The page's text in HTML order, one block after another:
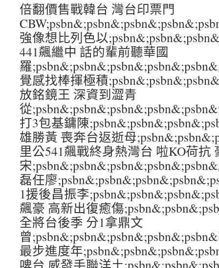
倍翻價售戰韓台 灣台印票門
強像想比列色以
441飆繼中 話的輩前聽華國
羅
覺感找棒揮極積
放銘鏡王 深資到澀青
從
打3包基鏞陳
雄勝黃 喪奔台返逝母
里公541飆戰終身熱灣台 啦KO荷抗
宋
磊任廖
1援後昌振李
飆豪 高新出復癒傷
全將台後季 分1拿鼎文
曾
最步進度年
啤台 威發手聯洋土